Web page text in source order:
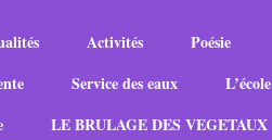
Activités Poésie
Service des eaux L’école
LE BRULAGE DES VEGETAUX